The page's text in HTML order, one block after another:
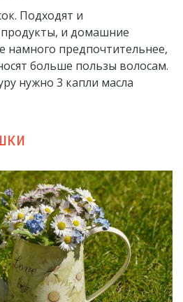
Подходят и
и домашние
намного предпочтительнее,
больше пользы волосам.
нужно 3 капли масла